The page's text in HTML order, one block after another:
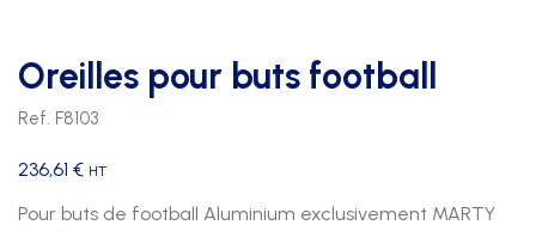
Oreilles pour buts football
Ref. F8103
236,61 € HT
Pour buts de football Aluminium exclusivement MARTY